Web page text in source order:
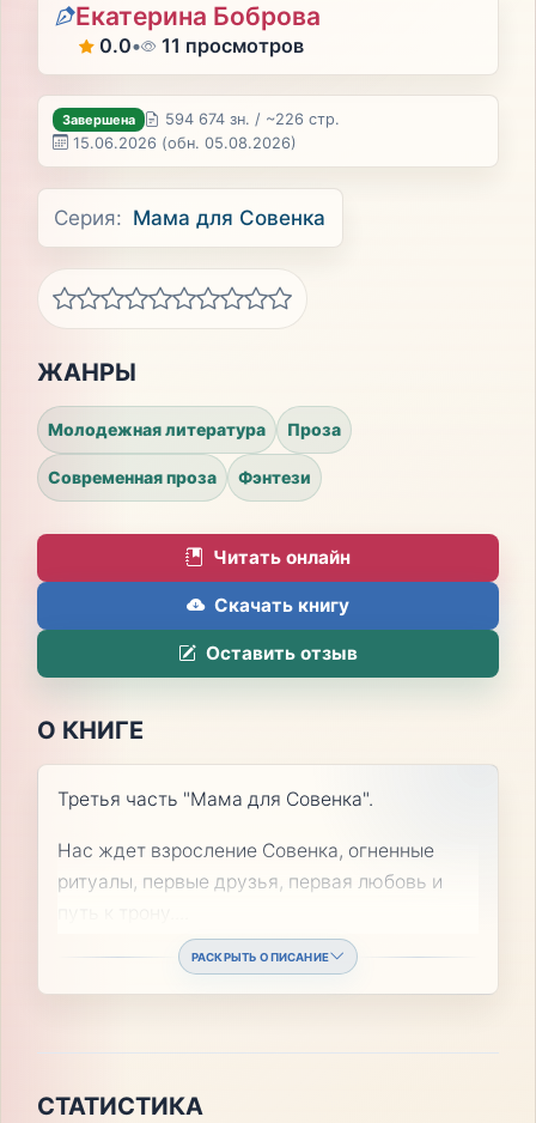
Екатерина Боброва
0.0• 11 просмотров
Завершена
594 674 зн. / ~226 стр.
15.06.2026 (обн. 05.08.2026)
Серия: Мама для Совенка
ЖАНРЫ
Молодежная литература Проза
Современная проза Фэнтези
Читать онлайн
Скачать книгу
Оставить отзыв
О КНИГЕ
Третья часть "Мама для Совенка".
Нас ждет взросление Совенка, огненные
ритуалы, первые друзья, первая любовь и
РАСКРЫТЬ ОПИСАНИЕ
СТАТИСТИКА